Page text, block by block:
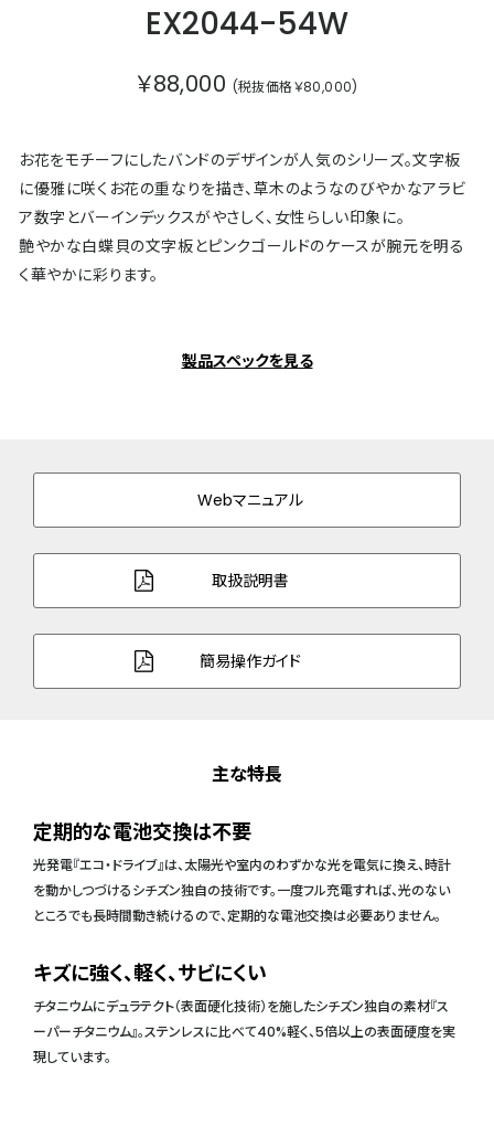
EX2044-54W
￥88,000 (税抜価格￥80,000)
お花をモチーフにしたバンドのデザインが人気のシリーズ。文字板
に優雅に咲くお花の重なりを描き、草木のようなのびやかなアラビ
ア数字とバーインデックスがやさしく、女性らしい印象に。
艶やかな白蝶貝の文字板とピンクゴールドのケースが腕元を明る
く華やかに彩ります。
製品スペックを見る
Webマニュアル
取扱説明書
簡易操作ガイド
主な特長
定期的な電池交換は不要
光発電『エコ・ドライブ』は、太陽光や室内のわずかな光を電気に換え、時計
を動かしつづけるシチズン独自の技術です。一度フル充電すれば、光のない
ところでも長時間動き続けるので、定期的な電池交換は必要ありません。
キズに強く、軽く、サビにくい
チタニウムにデュラテクト（表面硬化技術）を施したシチズン独自の素材『ス
ーパーチタニウム』。ステンレスに比べて40%軽く、5倍以上の表面硬度を実
現しています。